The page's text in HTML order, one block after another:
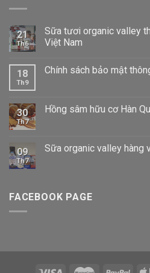
21
Th6
Sữa tươi organic valley
Việt Nam
18
Th9
Chính sách bảo mật
30
Th7
Hồng sâm hữu cơ Hàn
09
Th7
Sữa organic valley hàng
FACEBOOK PAGE